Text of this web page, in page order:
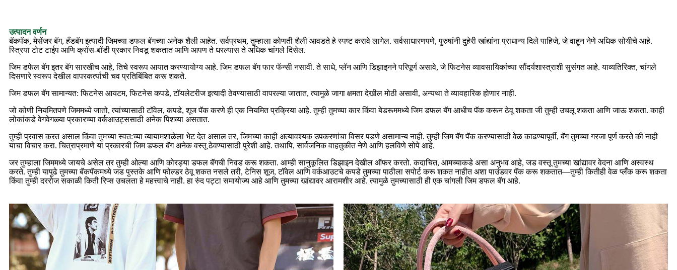
उत्पादन वर्णन
बॅकपॅक, मेसेंजर बॅग, हँडबॅग इत्यादी जिमच्या डफल बॅगच्या अनेक शैली आहेत. सर्वप्रथम, तुम्हाला कोणती शैली आवडते हे स्पष्ट करावे लागेल. सर्वसाधारणपणे, पुरुषांनी दुहेरी खांद्यांना प्राधान्य दिले पाहिजे, जे वाहून नेणे अधिक सोयीचे आहे.
स्त्रिया टोट टाईप आणि क्रॉस-बॉडी प्रकार निवडू शकतात आणि आपण ते धरल्यास ते अधिक चांगले दिसेल.
जिम डफेल बॅग इतर बॅग सारखीच आहे, तिचे स्वरूप आयात करण्यायोग्य आहे. जिम डफल बॅग फार फॅन्सी नसावी. ते साधे, प्लॅन आणि डिझाइनने परिपूर्ण असावे, जे फिटनेस व्यावसायिकांच्या सौंदर्यशास्त्राशी सुसंगत आहे. याव्यतिरिक्त, चांगले
दिसणारे स्वरूप देखील वापरकर्त्याची चव प्रतिबिंबित करू शकते.
जिम डफल बॅग सामान्यत: फिटनेस आयटम, फिटनेस कपडे, टॉयलेटरीज इत्यादी ठेवण्यासाठी वापरल्या जातात, त्यामुळे जागा क्षमता देखील मोठी असावी, अन्यथा ते व्यावहारिक होणार नाही.
जो कोणी नियमितपणे जिममध्ये जातो, त्यांच्यासाठी टॉवेल, कपडे, शूज पॅक करणे ही एक नियमित प्रक्रिया आहे. तुम्ही तुमच्या कार किंवा बेडरूममध्ये जिम डफल बॅग आधीच पॅक करून ठेवू शकता जी तुम्ही उचलू शकता आणि जाऊ शकता. काही
लोकांकडे वेगवेगळ्या प्रकारच्या वर्कआउट्ससाठी अनेक पिशव्या असतात.
तुम्ही प्रवास करत असाल किंवा तुमच्या स्वत:च्या व्यायामशाळेला भेट देत असाल तर, जिमच्या काही अत्यावश्यक उपकरणांचा विसर पडणे असामान्य नाही. तुम्ही जिम बॅग पॅक करण्यासाठी वेळ काढण्यापूर्वी, बॅग तुमच्या गरजा पूर्ण करते की नाही
याचा विचार करा. चित्राप्रमाणे या प्रकारची जिम डफल बॅग अनेक वस्तू ठेवण्यासाठी पुरेशी आहे. तथापि, सार्वजनिक वाहतुकीत नेणे आणि हलविणे सोपे आहे.
जर तुम्हाला जिममध्ये जायचे असेल तर तुम्ही ओल्या आणि कोरड्या डफल बॅगची निवड करू शकता. आम्ही सानुकूलित डिझाइन देखील ऑफर करतो. कदाचित, आमच्याकडे असा अनुभव आहे, जड वस्तू तुमच्या खांद्यावर वेदना आणि अस्वस्थ
करते. तुम्ही यापुढे तुमच्या बॅकपॅकमध्ये जड पुस्तके आणि फोल्डर ठेवू शकत नसले तरी, टेनिस शूज, टॉवेल आणि वर्कआउटचे कपडे तुमच्या पाठीला सपोर्ट करू शकत नाहीत अशा पाउंडवर पॅक करू शकतात—तुम्ही कितीही वेळ प्लँक करू शकता
किंवा तुम्ही दररोज सकाळी किती रिप्स उचलता हे महत्त्वाचे नाही. हा रुंद पट्टा समायोज्य आहे आणि तुमच्या खांद्यावर आरामशीर आहे. त्यामुळे तुमच्यासाठी ही एक चांगली जिम डफल बॅग आहे.